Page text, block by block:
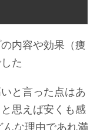
内容や効果（痩
た
と言った点はあ
思えば安くも感
な理由であれ満